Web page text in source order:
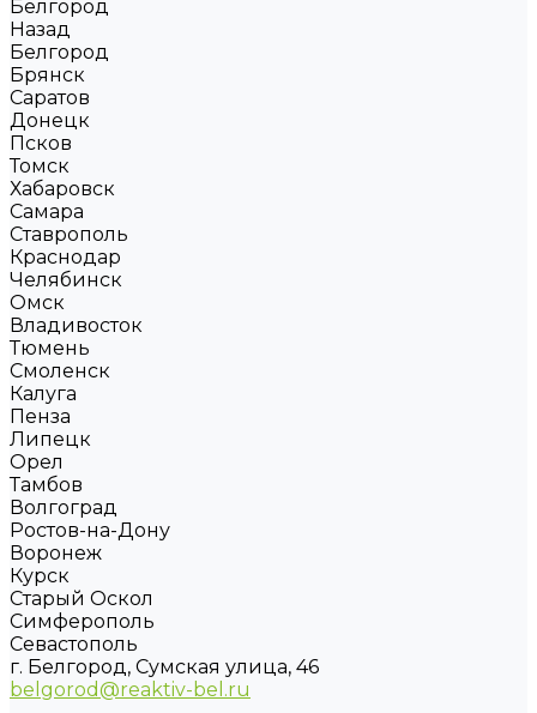
Белгород
Назад
Белгород
Брянск
Саратов
Донецк
Псков
Томск
Хабаровск
Самара
Ставрополь
Краснодар
Челябинск
Омск
Владивосток
Тюмень
Смоленск
Калуга
Пенза
Липецк
Орел
Тамбов
Волгоград
Ростов-на-Дону
Воронеж
Курск
Старый Оскол
Симферополь
Севастополь
г. Белгород, Сумская улица, 46
belgorod@reaktiv-bel.ru